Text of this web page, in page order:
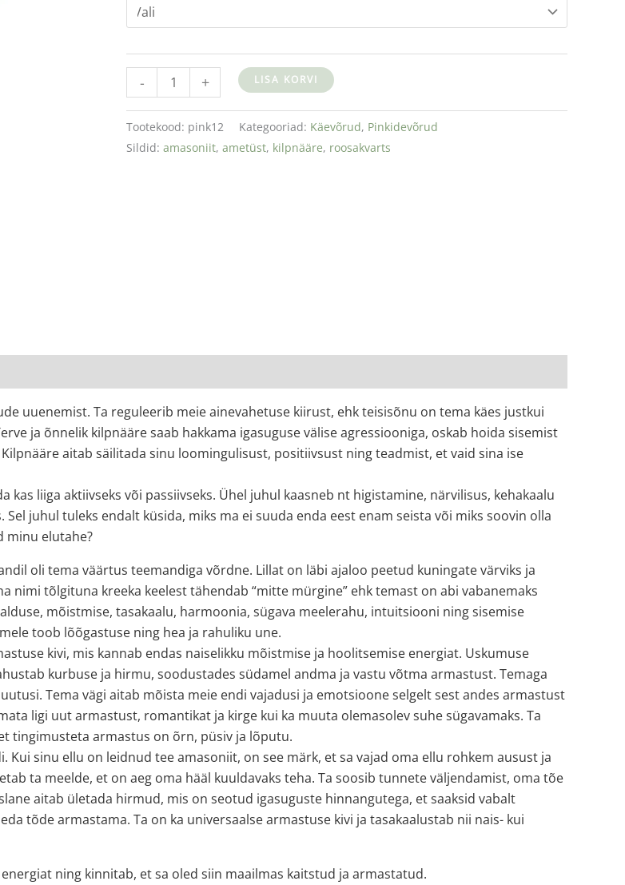
- + LISA KORVI
Tootekood: pink12 Kategooriad: Käevõrud, Pinkidevõrud
Sildid: amasoniit, ametüst, kilpnääre, roosakvarts
uuenemist. Ta reguleerib meie ainevahetuse kiirust, ehk teisisõnu on tema käes justkui
ja õnnelik kilpnääre saab hakkama igasuguse välise agressiooniga, oskab hoida sisemist
aitab säilitada sinu loomingulisust, positiivsust ning teadmist, et vaid sina ise
liiga aktiivseks või passiivseks. Ühel juhul kaasneb nt higistamine, närvilisus, kehakaalu
juhul tuleks endalt küsida, miks ma ei suuda enda eest enam seista või miks soovin olla
minu elutahe?
oli tema väärtus teemandiga võrdne. Lillat on läbi ajaloo peetud kuningate värviks ja
nimi tõlgituna kreeka keelest tähendab “mitte mürgine” ehk temast on abi vabanemaks
mõistmise, tasakaalu, harmoonia, sügava meelerahu, intuitsiooni ning sisemise
toob lõõgastuse ning hea ja rahuliku une.
kivi, mis kannab endas naiselikku mõistmise ja hoolitsemise energiat. Uskumuse
kurbuse ja hirmu, soodustades südamel andma ja vastu võtma armastust. Temaga
Tema vägi aitab mõista meie endi vajadusi ja emotsioone selgelt sest andes armastust
ligi uut armastust, romantikat ja kirge kui ka muuta olemasolev suhe sügavamaks. Ta
tingimusteta armastus on õrn, püsiv ja lõputu.
sinu ellu on leidnud tee amasoniit, on see märk, et sa vajad oma ellu rohkem ausust ja
ta meelde, et on aeg oma hääl kuuldavaks teha. Ta soosib tunnete väljendamist, oma tõe
aitab ületada hirmud, mis on seotud igasuguste hinnangutega, et saaksid vabalt
tõde armastama. Ta on ka universaalse armastuse kivi ja tasakaalustab nii nais- kui
ning kinnitab, et sa oled siin maailmas kaitstud ja armastatud.